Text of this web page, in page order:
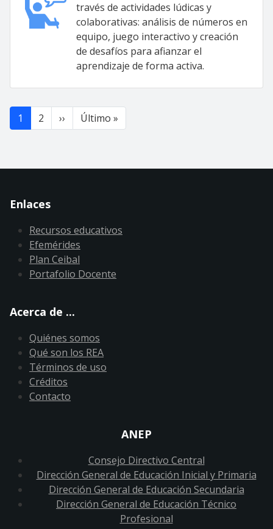
través de actividades lúdicas y
colaborativas: análisis de números en
equipo, juego interactivo y creación
de desafíos para afianzar el
aprendizaje de forma activa.
Paginación
1 2 ›› Siguiente página
Último »
Enlaces
Recursos educativos
Efemérides
Plan Ceibal
Portafolio Docente
Acerca de ...
Quiénes somos
Qué son los REA
Términos de uso
Créditos
Contacto
ANEP
Consejo Directivo Central
Dirección General de Educación Inicial y Primaria
Dirección General de Educación Secundaria
Dirección General de Educación Técnico
Profesional